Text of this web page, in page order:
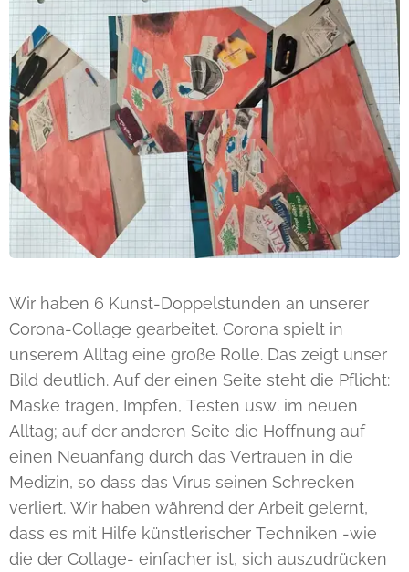
Wir haben 6 Kunst-Doppelstunden an unserer
Corona-Collage gearbeitet. Corona spielt in
unserem Alltag eine große Rolle. Das zeigt unser
Bild deutlich. Auf der einen Seite steht die Pflicht:
Maske tragen, Impfen, Testen usw. im neuen
Alltag; auf der anderen Seite die Hoffnung auf
einen Neuanfang durch das Vertrauen in die
Medizin, so dass das Virus seinen Schrecken
verliert. Wir haben während der Arbeit gelernt,
dass es mit Hilfe künstlerischer Techniken -wie
die der Collage- einfacher ist, sich auszudrücken